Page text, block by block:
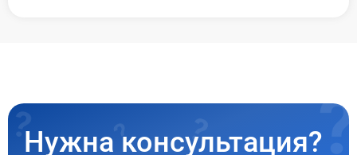
Нужна консультация?